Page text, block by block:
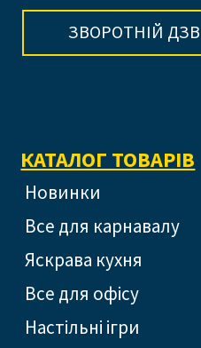
ЗВОРОТНІЙ
КАТАЛОГ ТОВАРІВ
Новинки
Все для карнавалу
Яскрава кухня
Все для офісу
Настільні ігри